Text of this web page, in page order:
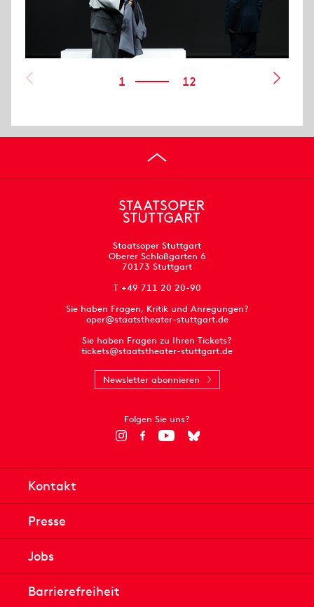
1 12
Staatsoper Stuttgart
Oberer Schloßgarten 6
70173 Stuttgart
T +49 711 20 20-90
Sie haben Fragen, Kritik und Anregungen?
oper@staatstheater-stuttgart.de
Sie haben Fragen zu Ihren Tickets?
tickets@staatstheater-stuttgart.de
Newsletter abonnieren
Folgen Sie uns?
Kontakt
Presse
Jobs
Barrierefreiheit